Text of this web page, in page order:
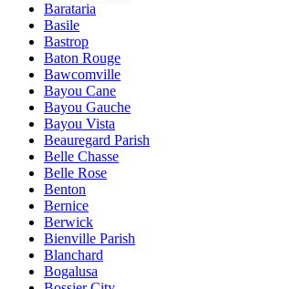
Barataria
Basile
Bastrop
Baton Rouge
Bawcomville
Bayou Cane
Bayou Gauche
Bayou Vista
Beauregard Parish
Belle Chasse
Belle Rose
Benton
Bernice
Berwick
Bienville Parish
Blanchard
Bogalusa